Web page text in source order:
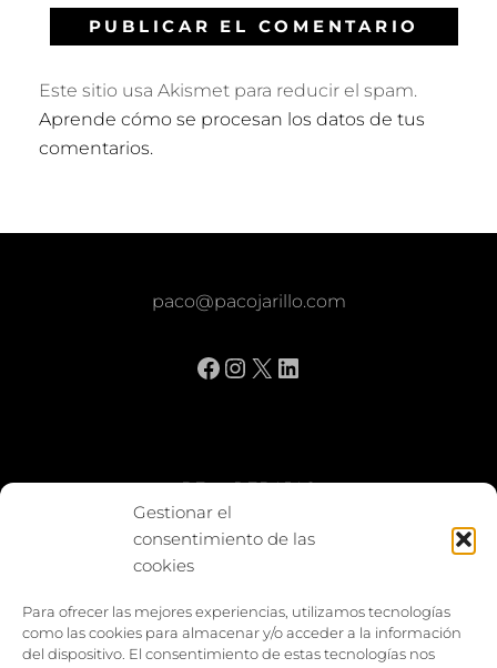
Gestionar el
consentimiento de las
cookies
Para ofrecer las mejores experiencias, utilizamos tecnologías
como las cookies para almacenar y/o acceder a la información
del dispositivo. El consentimiento de estas tecnologías nos
Este sitio usa Akismet para reducir el spam.
Aprende cómo se procesan los datos de tus
comentarios.
paco@pacojarillo.com
Facebook
Instagram
X LinkedIn
BE vs REBAJAS
Entes
Capturar y compartir